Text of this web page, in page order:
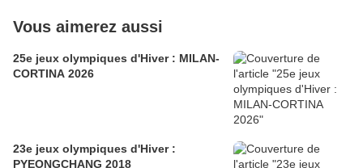
Vous aimerez aussi
25e jeux olympiques d'Hiver : MILAN-
CORTINA 2026
23e jeux olympiques d'Hiver :
PYEONGCHANG 2018